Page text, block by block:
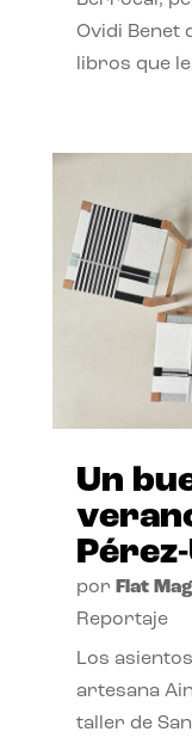
Ovidi Benet
libros que
Un
por Flat
Reportaje
Los
artesana
taller de